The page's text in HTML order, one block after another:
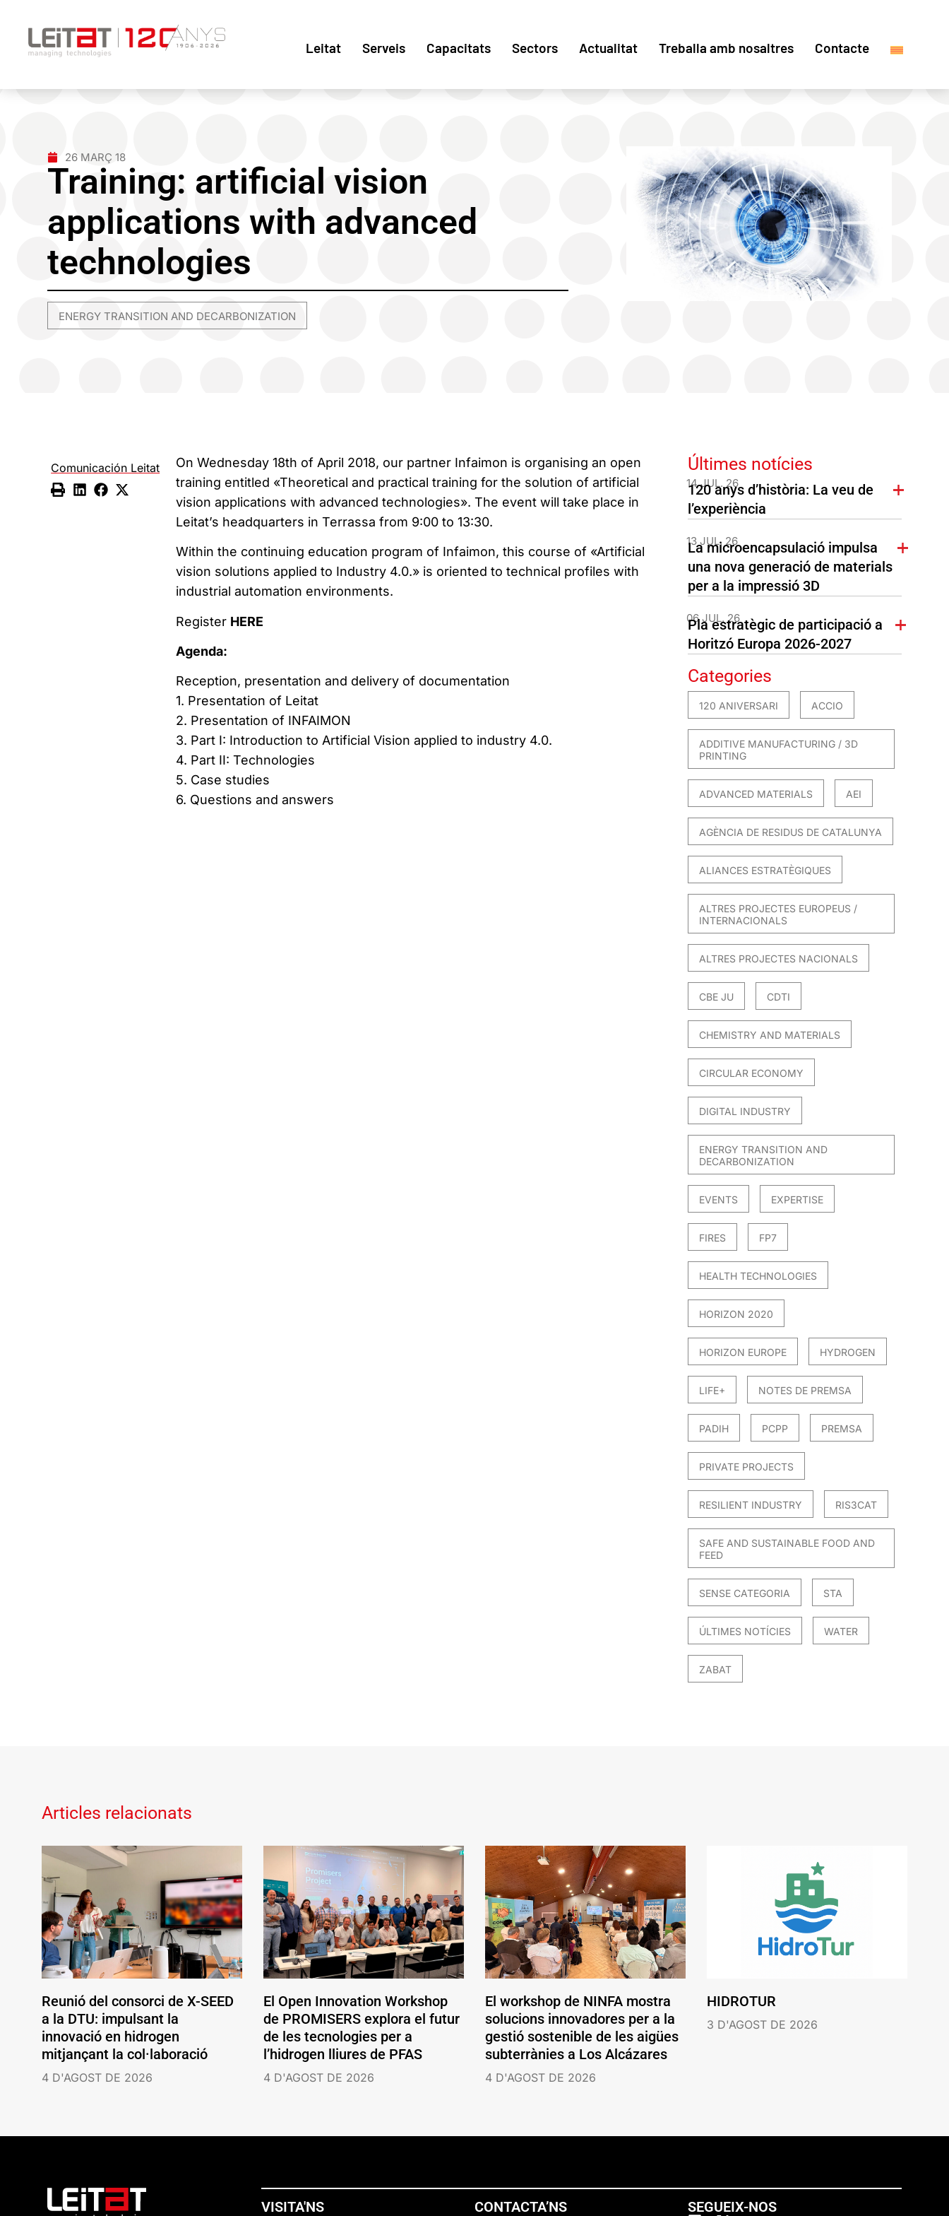
Leitat Serveis Capacitats Sectors Actualitat Treballa amb nosaltres Contacte
26 MARÇ 18
Training: artificial vision
applications with advanced
technologies
ENERGY TRANSITION AND DECARBONIZATION
Comunicación Leitat
On Wednesday 18th of April 2018, our partner Infaimon is organising an open
training entitled «Theoretical and practical training for the solution of artificial
vision applications with advanced technologies». The event will take place in
Leitat’s headquarters in Terrassa from 9:00 to 13:30.
Within the continuing education program of Infaimon, this course of «Artificial
vision solutions applied to Industry 4.0.» is oriented to technical profiles with
industrial automation environments.
Register HERE
Agenda:
Reception, presentation and delivery of documentation
1. Presentation of Leitat
2. Presentation of INFAIMON
3. Part I: Introduction to Artificial Vision applied to industry 4.0.
4. Part II: Technologies
5. Case studies
6. Questions and answers
Últimes notícies
14 JUL. 26
120 anys d’història: La veu de
l’experiència
13 JUL. 26
La microencapsulació impulsa
una nova generació de materials
per a la impressió 3D
06 JUL. 26
Pla estratègic de participació a
Horitzó Europa 2026-2027
Categories
120 ANIVERSARI ACCIO
ADDITIVE MANUFACTURING / 3D
PRINTING
ADVANCED MATERIALS AEI
AGÈNCIA DE RESIDUS DE CATALUNYA
ALIANCES ESTRATÈGIQUES
ALTRES PROJECTES EUROPEUS /
INTERNACIONALS
ALTRES PROJECTES NACIONALS
CBE JU CDTI
CHEMISTRY AND MATERIALS
CIRCULAR ECONOMY
DIGITAL INDUSTRY
ENERGY TRANSITION AND
DECARBONIZATION
EVENTS EXPERTISE
FIRES FP7
HEALTH TECHNOLOGIES
HORIZON 2020
HORIZON EUROPE HYDROGEN
LIFE+ NOTES DE PREMSA
PADIH PCPP PREMSA
PRIVATE PROJECTS
RESILIENT INDUSTRY RIS3CAT
SAFE AND SUSTAINABLE FOOD AND
FEED
SENSE CATEGORIA STA
ÚLTIMES NOTÍCIES WATER
ZABAT
Articles relacionats
Reunió del consorci de X-SEED
a la DTU: impulsant la
innovació en hidrogen
mitjançant la col·laboració
4 D'AGOST DE 2026
El Open Innovation Workshop
de PROMISERS explora el futur
de les tecnologies per a
l’hidrogen lliures de PFAS
4 D'AGOST DE 2026
El workshop de NINFA mostra
solucions innovadores per a la
gestió sostenible de les aigües
subterrànies a Los Alcázares
4 D'AGOST DE 2026
HIDROTUR
3 D'AGOST DE 2026
VISITA'NS CONTACTA’NS SEGUEIX-NOS